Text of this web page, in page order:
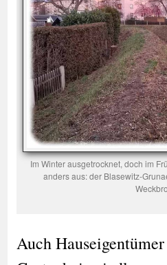
Im Winter ausgetrocknet, doch im
anders aus: der Blasewitz-
Auch